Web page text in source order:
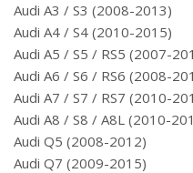
Audi A3 / S3 (2008-2013)
Audi A4 / S4 (2010-2015)
Audi A5 / S5 / RS5 (2007-
Audi A6 / S6 / RS6 (2008-
Audi A7 / S7 / RS7 (2010-
Audi A8 / S8 / A8L (2010-
Audi Q5 (2008-2012)
Audi Q7 (2009-2015)